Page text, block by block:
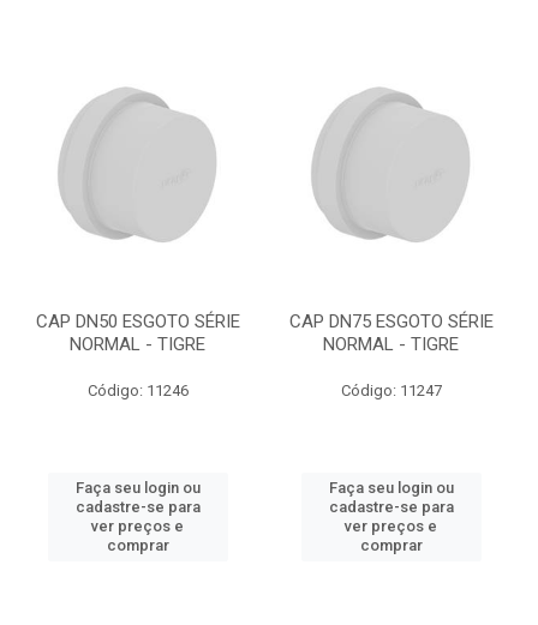
CAP DN50 ESGOTO SÉRIE
NORMAL - TIGRE
Código: 11246
Faça seu login ou
cadastre-se para
ver preços e
comprar
CAP DN75 ESGOTO SÉRIE
NORMAL - TIGRE
Código: 11247
Faça seu login ou
cadastre-se para
ver preços e
comprar